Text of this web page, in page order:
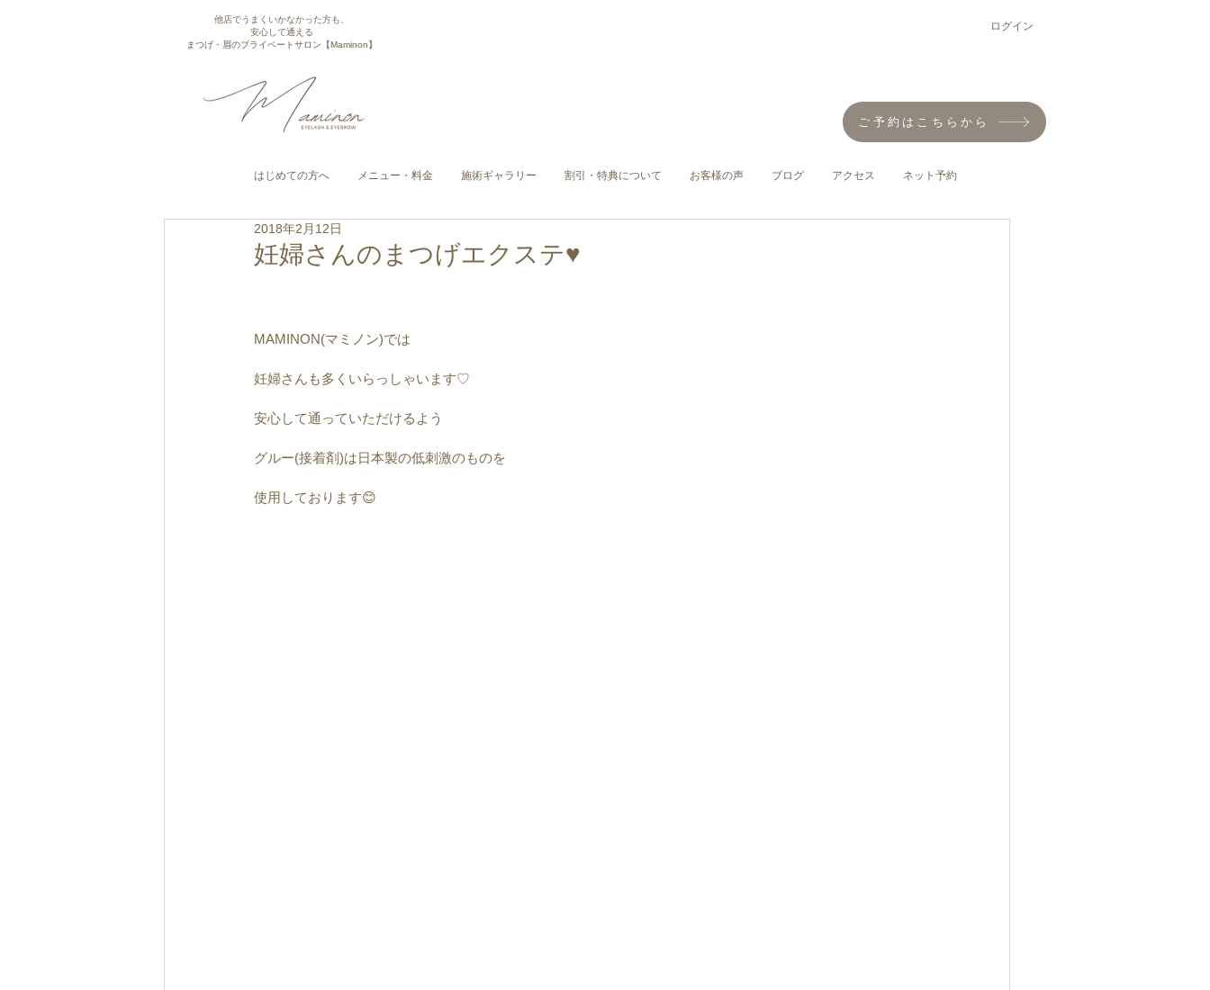
他店でうまくいかなかった方も、
安心して通える
まつげ・眉のプライベートサロン【Maminon】
ログイン
ご予約はこちらから
はじめての方へ メニュー・料金 施術ギャラリー 割引・特典について お客様の声 ブログ アクセス ネット予約
妊婦さんのまつげエクステ♥︎︎
2018年2月12日
MAMINON(マミノン)では
妊婦さんも多くいらっしゃいます♡
安心して通っていただけるよう
グルー(接着剤)は日本製の低刺激のものを
使用しております😊